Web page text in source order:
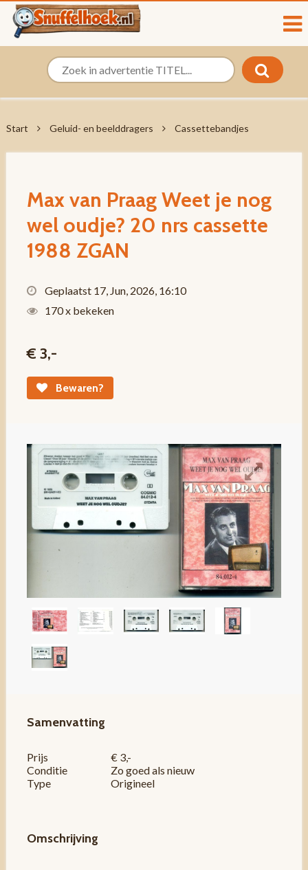
Start Geluid- en beelddragers Cassettebandjes
Max van Praag Weet je nog
wel oudje? 20 nrs cassette
1988 ZGAN
Geplaatst 17, Jun, 2026, 16:10
170 x bekeken
€ 3,-
Bewaren?
Samenvatting
Prijs
€ 3,-
Conditie
Zo goed als nieuw
Type
Origineel
Omschrijving